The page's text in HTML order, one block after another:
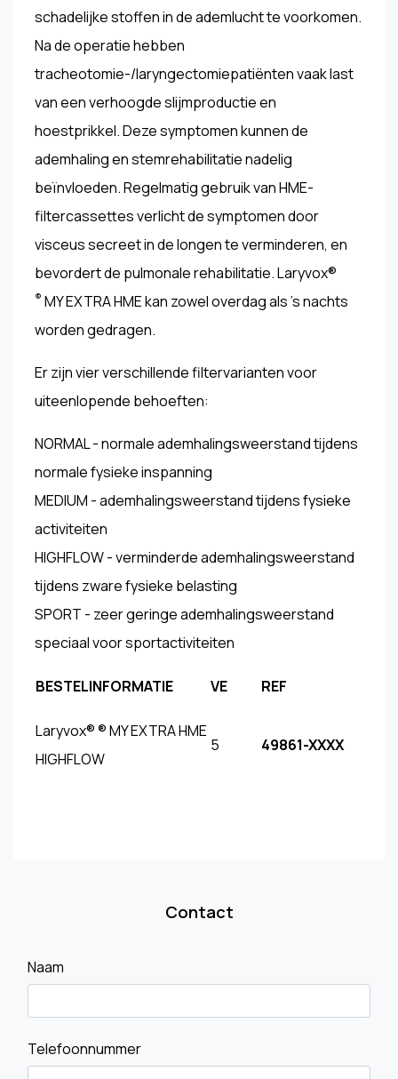
schadelijke stoffen in de ademlucht te voorkomen.
Na de operatie hebben
tracheotomie-/laryngectomiepatiënten vaak last
van een verhoogde slijmproductie en
hoestprikkel. Deze symptomen kunnen de
ademhaling en stemrehabilitatie nadelig
beïnvloeden. Regelmatig gebruik van HME-
filtercassettes verlicht de symptomen door
visceus secreet in de longen te verminderen, en
bevordert de pulmonale rehabilitatie. Laryvox®
® MY EXTRA HME kan zowel overdag als 's nachts
worden gedragen.
Er zijn vier verschillende filtervarianten voor
uiteenlopende behoeften:
NORMAL - normale ademhalingsweerstand tijdens
normale fysieke inspanning
MEDIUM - ademhalingsweerstand tijdens fysieke
activiteiten
HIGHFLOW - verminderde ademhalingsweerstand
tijdens zware fysieke belasting
SPORT - zeer geringe ademhalingsweerstand
speciaal voor sportactiviteiten
BESTELINFORMATIE VE REF
Laryvox® ® MY EXTRA HME
HIGHFLOW
5 49861-XXXX
Contact
Naam
Telefoonnummer